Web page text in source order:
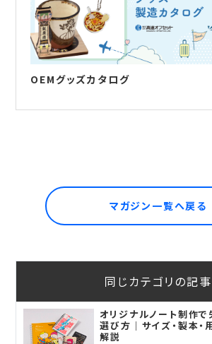
OEMグッズカタログ
同じカテゴリの記事
オリジナルノート制作
選び方｜サイズ・製本・
解説
マガジン一覧へ戻る